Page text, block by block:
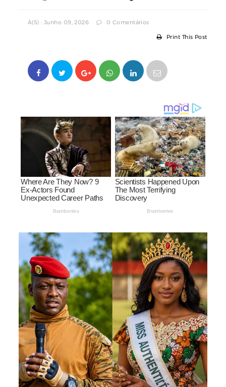
À(s) : Junho 09, 2026 0 Comentários
Print This Post